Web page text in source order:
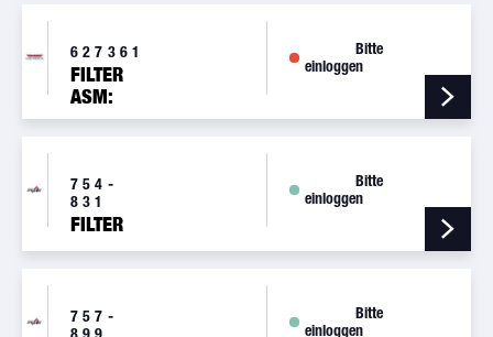
627361
FILTER
ASM:
CARB AIR
Bitte
einloggen
754-
831
FILTER
Bitte
einloggen
757-
899
Bitte
einloggen